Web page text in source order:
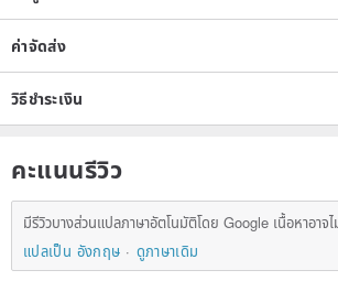
ค่าจัดส่ง
วิธีชำระเงิน
คะแนนรีวิว
มีรีวิวบางส่วนแปลภาษาอัตโนมัติโดย Google เนื้อหาอาจ
แปลเป็น อังกฤษ
ดูภาษาเดิม